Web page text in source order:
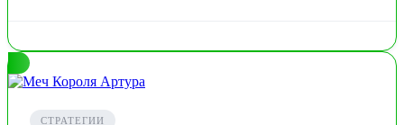
СТРАТЕГИИ